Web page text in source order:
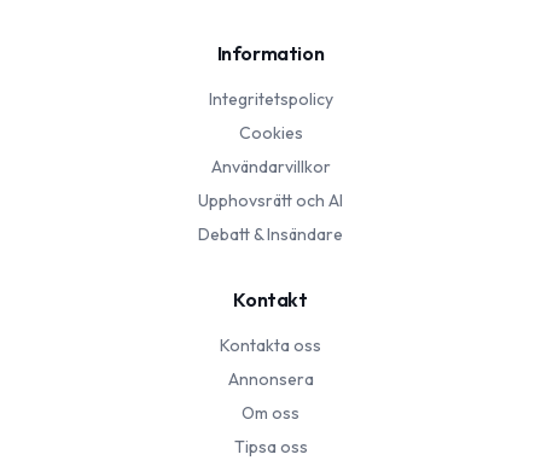
Information
Integritetspolicy
Cookies
Användarvillkor
Upphovsrätt och AI
Debatt & Insändare
Kontakt
Kontakta oss
Annonsera
Om oss
Tipsa oss